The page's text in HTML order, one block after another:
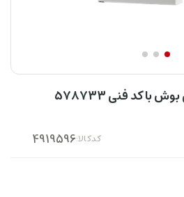
با کد فنی ۵۷۸۷۳۳
کدکالا: